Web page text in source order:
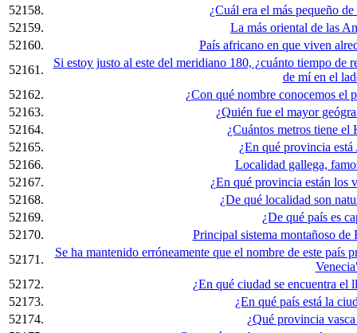
52158.
¿Cuál era el más pequeño
52159.
La más oriental de las
52160.
País africano en que viven
52161.
Si estoy justo al este del meridiano 180, ¿cuánto tiempo de
de mí en el
52162.
¿Con qué nombre conocemos el
52163.
¿Quién fue el mayor
52164.
¿Cuántos metros tiene
52165.
¿En qué provincia
52166.
Localidad gallega,
52167.
¿En qué provincia están los
52168.
¿De qué localidad son
52169.
¿De qué país es
52170.
Principal sistema montañoso
52171.
Se ha mantenido erróneamente que el nombre de este
52172.
¿En qué ciudad se encuentra
52173.
¿En qué país está la
52174.
¿Qué provincia